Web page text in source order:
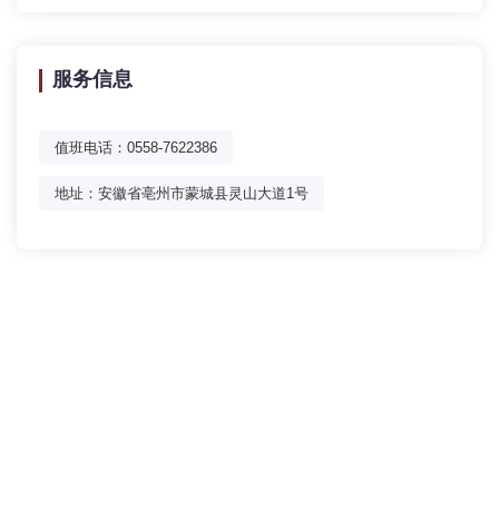
服务信息
值班电话：0558-7622386
地址：安徽省亳州市蒙城县灵山大道1号